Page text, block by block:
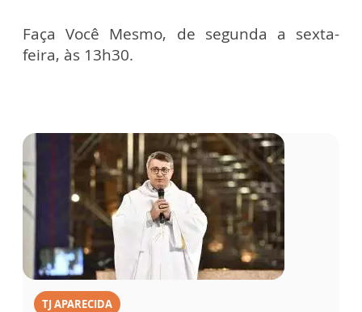
Faça Você Mesmo, de segunda a sexta-
feira, às 13h30.
TJ APARECIDA